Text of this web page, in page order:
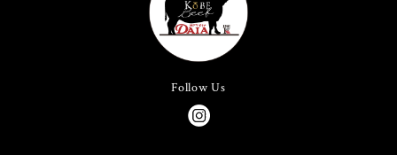
Follow Us